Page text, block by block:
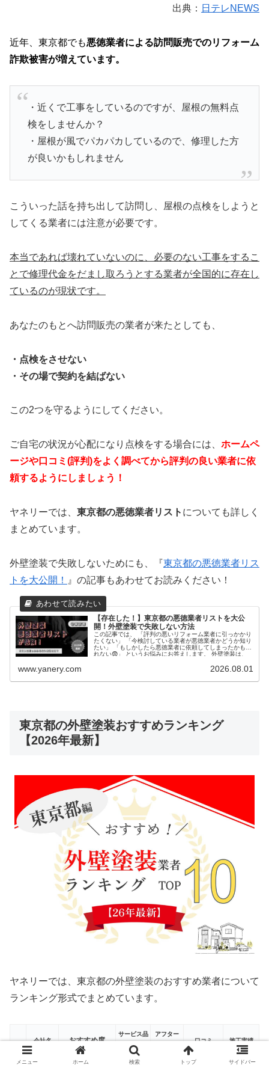
出典： 日テレNEWS
近年、東京都でも悪徳業者による訪問販売でのリフォーム
詐欺被害が増えています。
・近くで工事をしているのですが、屋根の無料点
検をしませんか？
・屋根が風でパカパカしているので、修理した方
が良いかもしれません
こういった話を持ち出して訪問し、屋根の点検をしようと
してくる業者には注意が必要です。
本当であれば壊れていないのに、必要のない工事をするこ
とで修理代金をだまし取ろうとする業者が全国的に存在し
ているのが現状です。
あなたのもとへ訪問販売の業者が来たとしても、
・点検をさせない
・その場で契約を結ばない
この2つを守るようにしてください。
ご自宅の状況が心配になり点検をする場合には、 ホームペ
ージや口コミ(評判)をよく調べてから評判の良い業者に依
頼するようにしましょう！
ヤネリーでは、 東京都の悪徳業者リスト についても詳しく
まとめています。
外壁塗装で失敗しないためにも、『東京都の悪徳業者リス
トを大公開！
』の記事もあわせてお読みください！
【存在した！】東京都の悪徳業者リストを大公
開！外壁塗装で失敗しない方法
この記事では、 「評判の悪いリフォーム業者に引っかかり
たくない」 「今検討している業者が悪徳業者かどうか知り
たい」 「もしかしたら悪徳業者に依頼してしまったかもし
れない😨」 というお悩みにお答えします。 外壁塗装は、
www.yanery.com 2026.08.01
東京都の外壁塗装おすすめランキング
【2026年最新】
ヤネリーでは、東京都の外壁塗装のおすすめ業者について
ランキング形式でまとめています。
会社名 おすすめ度
サービス品
質
アフター
口コミ 施工実績
ワイユー
メニュー ホーム 検索 トップ サイドバー